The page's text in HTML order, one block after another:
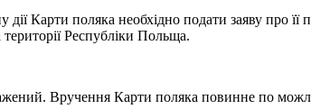
дії Карти поляка необхідно подати заяву про
Республіки Польща.
Вручення Карти поляка повинне по